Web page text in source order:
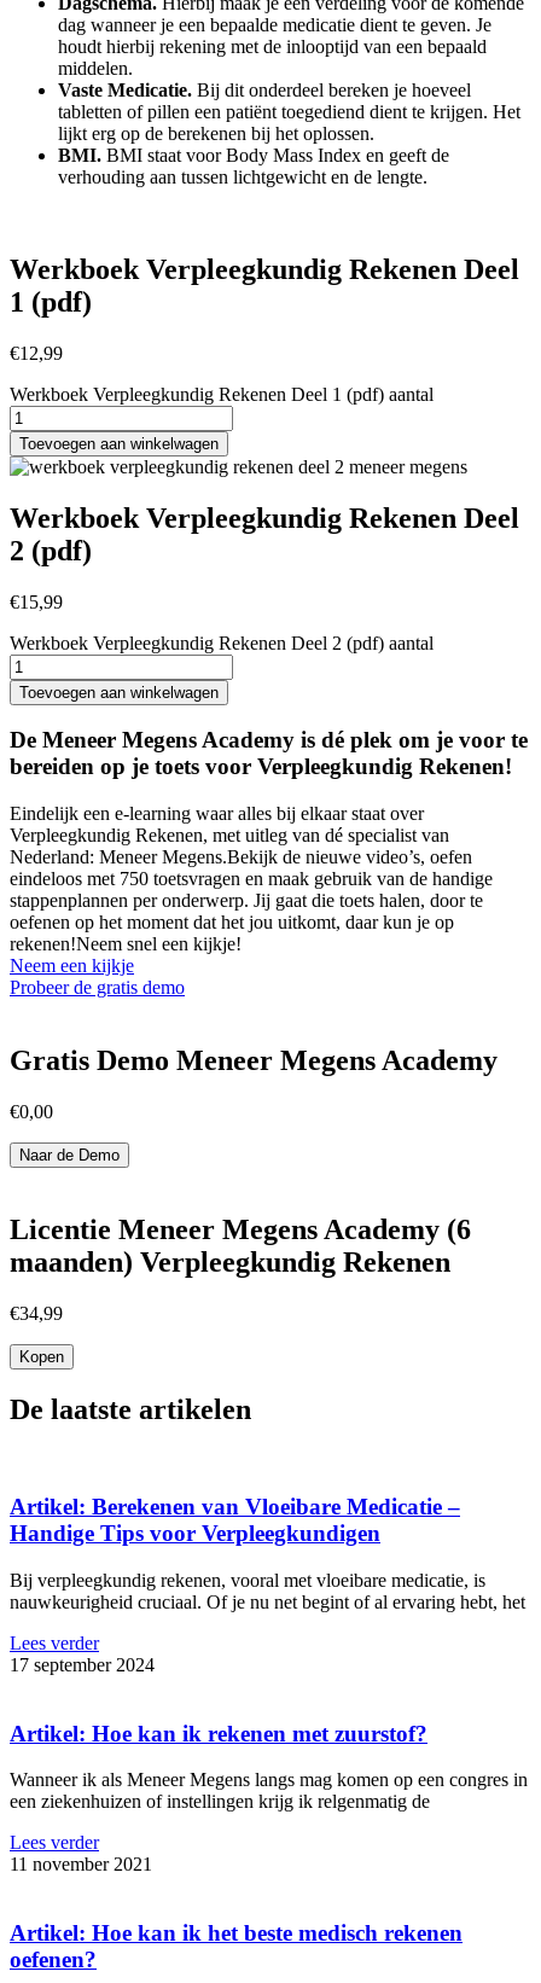
dag wanneer je een bepaalde medicatie dient te geven. Je
houdt hierbij rekening met de inlooptijd van een bepaald
middelen.
Vaste Medicatie. Bij dit onderdeel bereken je hoeveel
tabletten of pillen een patiënt toegediend dient te krijgen. Het
lijkt erg op de berekenen bij het oplossen.
BMI. BMI staat voor Body Mass Index en geeft de
verhouding aan tussen lichtgewicht en de lengte.
Werkboek Verpleegkundig Rekenen Deel
1 (pdf)
€12,99
Werkboek Verpleegkundig Rekenen Deel 1 (pdf) aantal
Toevoegen aan winkelwagen
Werkboek Verpleegkundig Rekenen Deel
2 (pdf)
€15,99
Werkboek Verpleegkundig Rekenen Deel 2 (pdf) aantal
Toevoegen aan winkelwagen
De Meneer Megens Academy is dé plek om je voor te
bereiden op je toets voor Verpleegkundig Rekenen!
Eindelijk een e-learning waar alles bij elkaar staat over
Verpleegkundig Rekenen, met uitleg van dé specialist van
Nederland: Meneer Megens.Bekijk de nieuwe video’s, oefen
eindeloos met 750 toetsvragen en maak gebruik van de handige
stappenplannen per onderwerp. Jij gaat die toets halen, door te
oefenen op het moment dat het jou uitkomt, daar kun je op
rekenen!Neem snel een kijkje!
Neem een kijkje
Probeer de gratis demo
Gratis Demo Meneer Megens Academy
€0,00
Naar de Demo
Licentie Meneer Megens Academy (6
maanden) Verpleegkundig Rekenen
€34,99
Kopen
De laatste artikelen
Artikel: Berekenen van Vloeibare Medicatie –
Handige Tips voor Verpleegkundigen
Bij verpleegkundig rekenen, vooral met vloeibare medicatie, is
nauwkeurigheid cruciaal. Of je nu net begint of al ervaring hebt, het
Lees verder
17 september 2024
Artikel: Hoe kan ik rekenen met zuurstof?
Wanneer ik als Meneer Megens langs mag komen op een congres in
een ziekenhuizen of instellingen krijg ik relgenmatig de
Lees verder
11 november 2021
Artikel: Hoe kan ik het beste medisch rekenen
oefenen?